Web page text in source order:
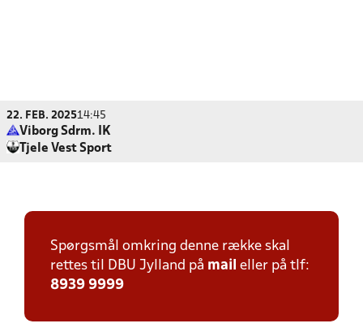
22. FEB. 202514:45
Viborg Sdrm. IK
Tjele Vest Sport
Spørgsmål omkring denne række skal
rettes til DBU Jylland på mail eller på tlf:
8939 9999